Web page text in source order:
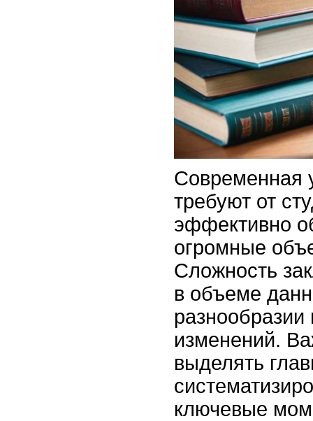
Современная
требуют от
эффективно
огромные
Сложность
в объеме
разнообразии
изменений.
выделять
ключевые